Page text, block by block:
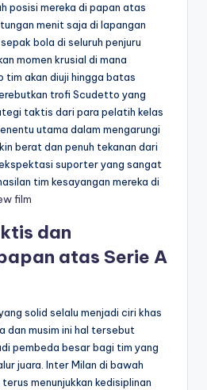
posisi mereka di papan atas
menit saja di lapangan
bola di seluruh penjuru
momen krusial di mana
akan diuji hingga batas
trofi Scudetto yang
taktis dari para pelatih kelas
utama dalam mengarungi
berat dan penuh tekanan dari
suporter yang sangat
tim kesayangan mereka di
film
dan
atas Serie A
solid selalu menjadi ciri khas
dan musim ini hal tersebut
pembeda besar bagi tim yang
juara. Inter Milan di bawah
menunjukkan kedisiplinan